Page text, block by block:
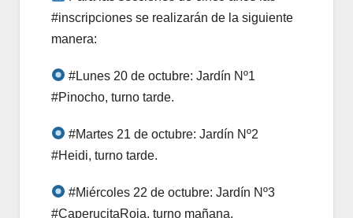
#inscripciones se realizarán de la siguiente
manera:
#Lunes 20 de octubre: Jardín Nº1
#Pinocho, turno tarde.
#Martes 21 de octubre: Jardín Nº2
#Heidi, turno tarde.
#Miércoles 22 de octubre: Jardín Nº3
#CaperucitaRoja, turno mañana.